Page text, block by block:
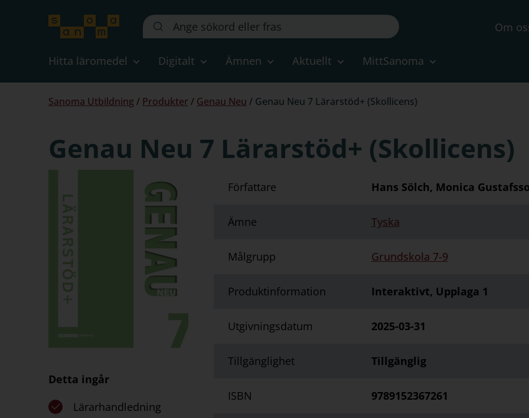
Sök
på
webbplatsen::
Om
Hitta läromedel Digitalt Ämnen Aktuellt MittSanoma
Du
Sanoma Utbildning / Produkter / Genau Neu / Genau Neu 7 Lärarstöd+ (Skollicens)
Genau Neu 7 Lärarstöd+ (Skollicens)
Detta ingår
Lärarhandledning
Författare Hans Sölch, Monica
Ämne Tyska
Målgrupp Grundskola 7-9
Produktinformation Interaktivt, Upplaga 1
Utgivningsdatum 2025-03-31
Tillgänglighet Tillgänglig
ISBN 9789152367261